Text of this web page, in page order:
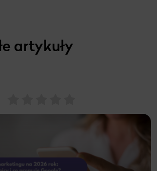
artykuły